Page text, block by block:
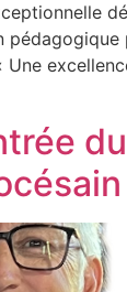
du